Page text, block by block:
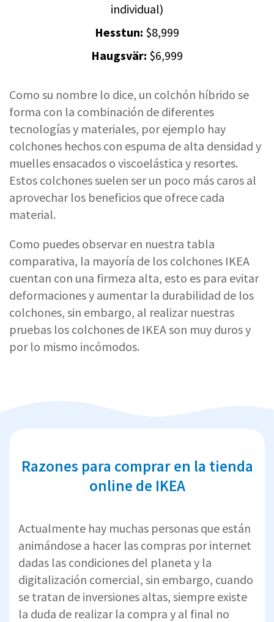
individual)
Hesstun: $8,999
Haugsvär: $6,999
Como su nombre lo dice, un colchón híbrido se
forma con la combinación de diferentes
tecnologías y materiales, por ejemplo hay
colchones hechos con espuma de alta densidad y
muelles ensacados o viscoelástica y resortes.
Estos colchones suelen ser un poco más caros al
aprovechar los beneficios que ofrece cada
material.
Como puedes observar en nuestra tabla
comparativa, la mayoría de los colchones IKEA
cuentan con una firmeza alta, esto es para evitar
deformaciones y aumentar la durabilidad de los
colchones, sin embargo, al realizar nuestras
pruebas los colchones de IKEA son muy duros y
por lo mismo incómodos.
Razones para comprar en la tienda
online de IKEA
Actualmente hay muchas personas que están
animándose a hacer las compras por internet
dadas las condiciones del planeta y la
digitalización comercial, sin embargo, cuando
se tratan de inversiones altas, siempre existe
la duda de realizar la compra y al final no